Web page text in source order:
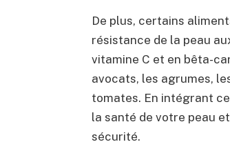
De plus, certains
résistance de la peau
vitamine C et en bêta-
avocats, les agrumes,
tomates. En intégrant
la santé de votre peau
sécurité.